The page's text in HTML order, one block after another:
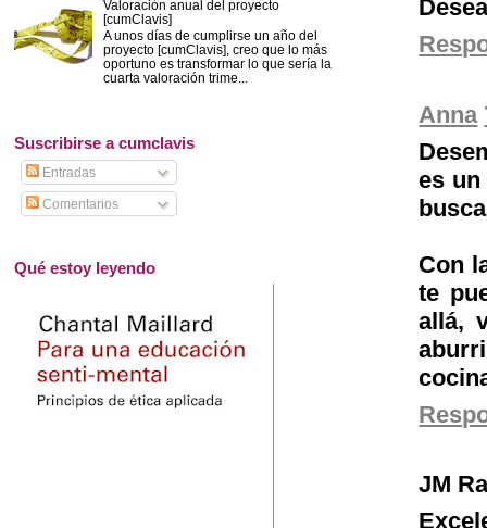
Anna
es un
Con
te
allá,
JM
Valoración anual del proyecto
[cumClavis]
A unos días de cumplirse un año del
proyecto [cumClavis], creo que lo más
oportuno es transformar lo que sería la
cuarta valoración trime...
Suscribirse a cumclavis
Entradas
Comentarios
Qué estoy leyendo